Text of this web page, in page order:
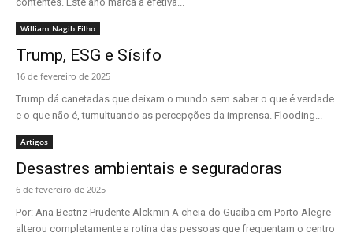
William Nagib Filho
Trump, ESG e Sísifo
16 de fevereiro de 2025
Trump dá canetadas que deixam o mundo sem saber o que é verdade
e o que não é, tumultuando as percepções da imprensa. Flooding...
Artigos
Desastres ambientais e seguradoras
6 de fevereiro de 2025
Por: Ana Beatriz Prudente Alckmin A cheia do Guaíba em Porto Alegre
alterou completamente a rotina das pessoas que frequentam o centro